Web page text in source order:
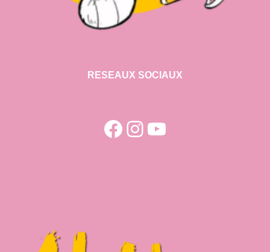
RESEAUX SOCIAUX
Facebook
Instagram
YouTube